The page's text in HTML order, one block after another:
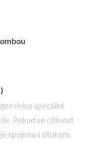
nebo speciální
Pokud se citlivost
spojena s otokem,